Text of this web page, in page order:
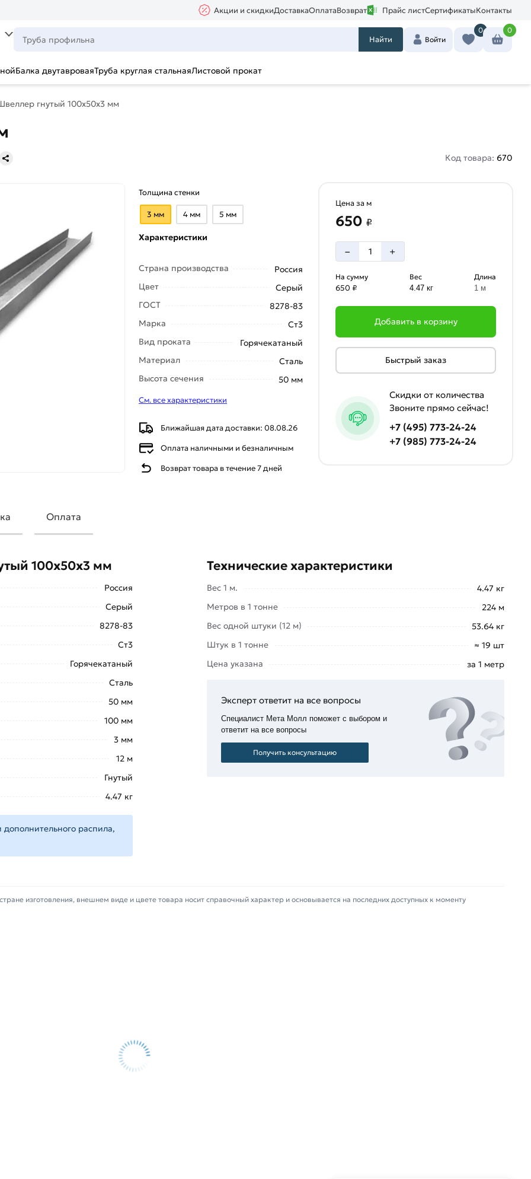
Акции и скидкиДоставкаОплатаВозврат Прайс листСертификатыКонтакты
Найти Войти
0 0
Балка двутавроваяТруба круглая стальнаяЛистовой прокат
гнутый 100х50х3 мм
Код товара: 670
Толщина стенки
3 мм 4 мм 5 мм
Характеристики
Страна производства
Россия
Цвет
Серый
ГОСТ
8278-83
Марка
Ст3
Вид проката
Горячекатаный
Материал
Сталь
Высота сечения
50 мм
См. все характеристики
Ближайшая дата доставки: 08.08.26
Оплата наличными и безналичным
Возврат товара в течение 7 дней
Цена за м
650 ₽
– +
На сумму
650 ₽
Вес
4.47 кг
Длина
1 м
Добавить в корзину
Быстрый заказ
Скидки от количества
Звоните прямо сейчас!
+7 (495) 773-24-24
+7 (985) 773-24-24
Оплата
гранями полок, полки
и других областях, где
Также он применяется для
100х50х3 мм из категории
с Вами для согласования условий доставки или самовывоза.
соответствует всем стандартам качества. Возврат купленного товарa в течение 14 дней
100х50х3 мм
Россия
Серый
8278-83
Ст3
Горячекатаный
Сталь
50 мм
100 мм
3 мм
12 м
Гнутый
4.47 кг
распила,
Технические характеристики
Вес 1 м.
4.47 кг
Метров в 1 тонне
224 м
Вес одной штуки (12 м)
53.64 кг
Штук в 1 тонне
≈ 19 шт
Цена указана
за 1 метр
Эксперт ответит на все вопросы
Специалист Мета Молл поможет с выбором и
ответит на все вопросы
Получить консультацию
изготовления, внешнем виде и цвете товара носит справочный характер и основывается на последних доступных к моменту